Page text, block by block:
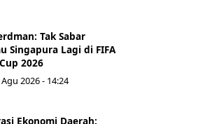
Tak Sabar
Singapura Lagi di FIFA
2026
2026 - 14:24
Ekonomi Daerah: